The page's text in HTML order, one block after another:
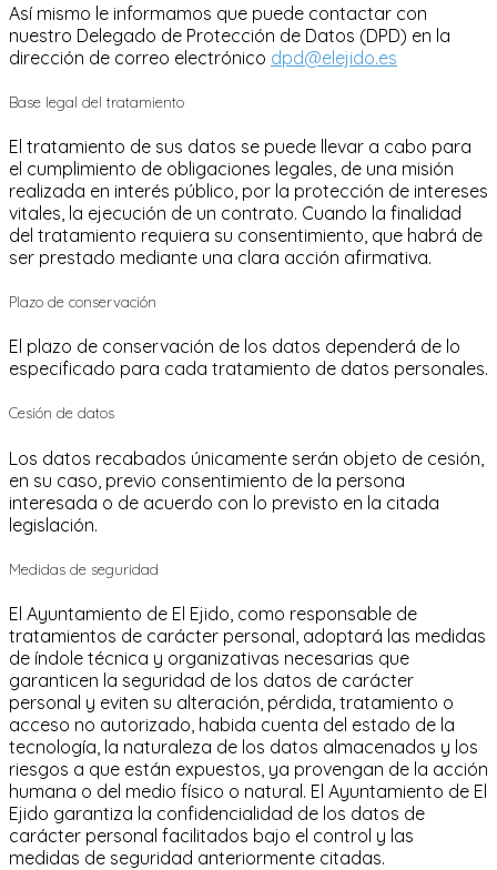
Así mismo le informamos que puede contactar con
nuestro Delegado de Protección de Datos (DPD) en la
dirección de correo electrónico dpd@elejido.es
Base legal del tratamiento
El tratamiento de sus datos se puede llevar a cabo para
el cumplimiento de obligaciones legales, de una misión
realizada en interés público, por la protección de intereses
vitales, la ejecución de un contrato. Cuando la finalidad
del tratamiento requiera su consentimiento, que habrá de
ser prestado mediante una clara acción afirmativa.
Plazo de conservación
El plazo de conservación de los datos dependerá de lo
especificado para cada tratamiento de datos personales.
Cesión de datos
Los datos recabados únicamente serán objeto de cesión,
en su caso, previo consentimiento de la persona
interesada o de acuerdo con lo previsto en la citada
legislación.
Medidas de seguridad
El Ayuntamiento de El Ejido, como responsable de
tratamientos de carácter personal, adoptará las medidas
de índole técnica y organizativas necesarias que
garanticen la seguridad de los datos de carácter
personal y eviten su alteración, pérdida, tratamiento o
acceso no autorizado, habida cuenta del estado de la
tecnología, la naturaleza de los datos almacenados y los
riesgos a que están expuestos, ya provengan de la acción
humana o del medio físico o natural. El Ayuntamiento de El
Ejido garantiza la confidencialidad de los datos de
carácter personal facilitados bajo el control y las
medidas de seguridad anteriormente citadas.